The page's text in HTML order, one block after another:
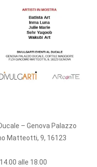
– Genova Palazzo
Matteotti, 9, 16123
alle 18.00